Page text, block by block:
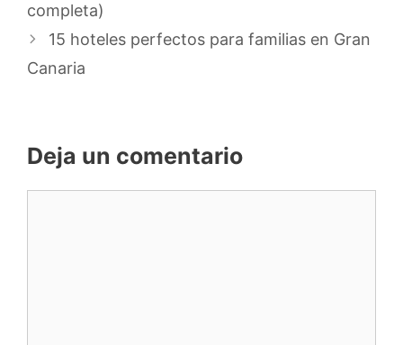
completa)
15 hoteles perfectos para familias en Gran
Canaria
Deja un comentario